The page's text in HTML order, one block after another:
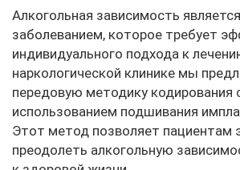
Алкогольная зависимость
заболеванием, которое требует
индивидуального подхода к
наркологической клинике мы
передовую методику кодирования
использованием подшивания
Этот метод позволяет пациентам
преодолеть алкогольную